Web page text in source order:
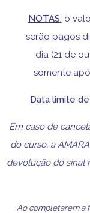
NOTAS: o
serão pagos
dia (21 de
somente
Data limite
Em caso de
do curso, a
devolução do sinal
Ao completarem a